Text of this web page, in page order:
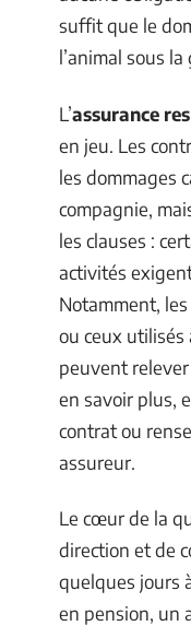
suffit que le
l’animal sous
L’assurance
en jeu. Les
les dommages
compagnie,
les clauses :
activités
Notamment,
ou ceux utilisés
peuvent
en savoir plus,
contrat ou
assureur.
Le cœur de la
direction et de
quelques jours
en pension, un